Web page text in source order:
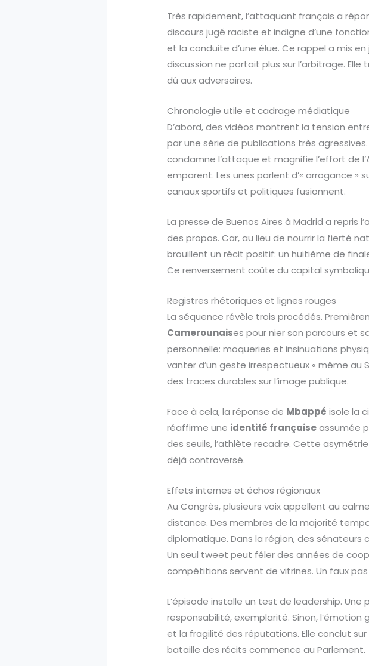
Très rapidement, l’attaquant français a
discours jugé raciste et indigne d’une
et la conduite d’une élue. Ce rappel a mis
discussion ne portait plus sur l’arbitrage.
dû aux adversaires.
Chronologie utile et cadrage médiatique
D’abord, des vidéos montrent la tension
par une série de publications très
condamne l’attaque et magnifie l’effort de
emparent. Les unes parlent d’« arrogance »
canaux sportifs et politiques fusionnent.
La presse de Buenos Aires à Madrid a repris
des propos. Car, au lieu de nourrir la fierté
brouillent un récit positif: un huitième de
Ce renversement coûte du capital
Registres rhétoriques et lignes rouges
La séquence révèle trois procédés.
Camerounaises pour nier son parcours et
personnelle: moqueries et insinuations
vanter d’un geste irrespectueux « même au
des traces durables sur l’image publique.
Face à cela, la réponse de Mbappé isole la
réaffirme une identité françaiseassumée
des seuils, l’athlète recadre. Cette
déjà controversé.
Effets internes et échos régionaux
Au Congrès, plusieurs voix appellent au
distance. Des membres de la majorité
diplomatique. Dans la région, des sénateurs
Un seul tweet peut fêler des années de
compétitions servent de vitrines. Un faux
L’épisode installe un test de leadership. Une
responsabilité, exemplarité. Sinon,
et la fragilité des réputations. Elle conclut
bataille des récits commence au Parlement.